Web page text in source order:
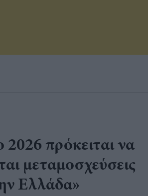
πρόκειται να
μεταμοσχεύσεις
Ελλάδα»